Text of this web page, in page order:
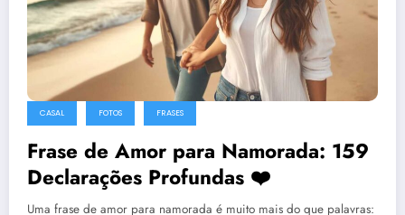
CASAL FOTOS FRASES
Frase de Amor para Namorada: 159
Declarações Profundas ❤️
Uma frase de amor para namorada é muito mais do que palavras: